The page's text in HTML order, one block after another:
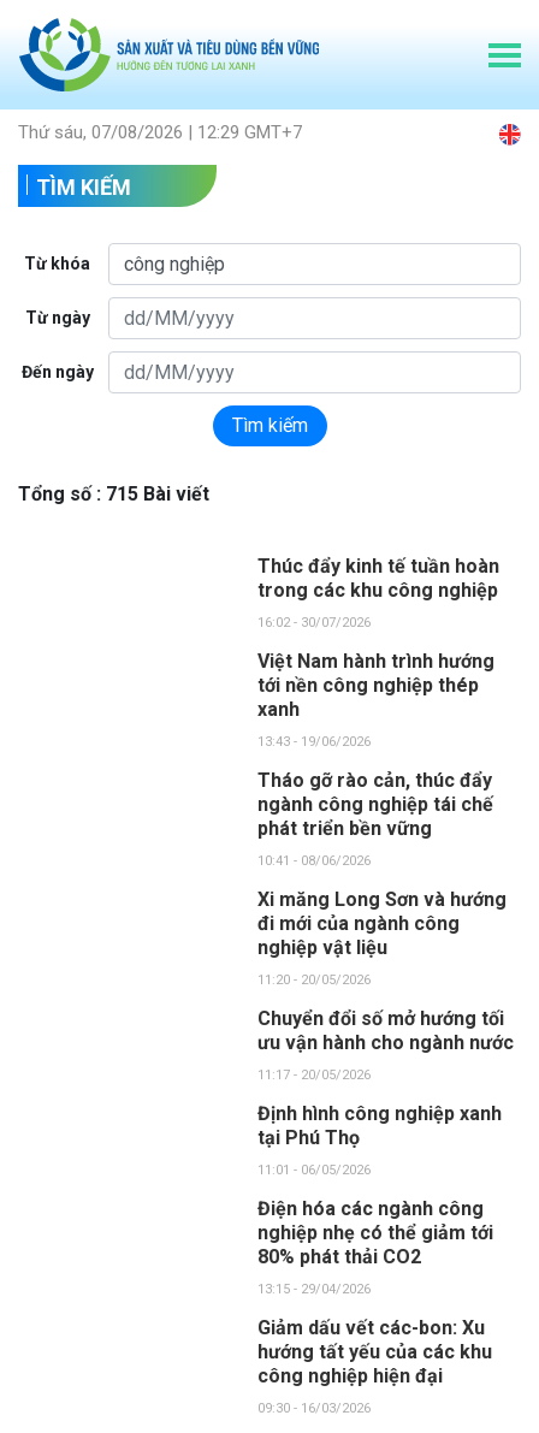
Thứ sáu, 07/08/2026 | 12:29 GMT+7
TÌM KIẾM
Từ khóa
Từ ngày
Đến ngày
Tìm kiếm
Tổng số : 715 Bài viết
Thúc đẩy kinh tế tuần hoàn
trong các khu công nghiệp
16:02 - 30/07/2026
Việt Nam hành trình hướng
tới nền công nghiệp thép
xanh
13:43 - 19/06/2026
Tháo gỡ rào cản, thúc đẩy
ngành công nghiệp tái chế
phát triển bền vững
10:41 - 08/06/2026
Xi măng Long Sơn và hướng
đi mới của ngành công
nghiệp vật liệu
11:20 - 20/05/2026
Chuyển đổi số mở hướng tối
ưu vận hành cho ngành nước
11:17 - 20/05/2026
Định hình công nghiệp xanh
tại Phú Thọ
11:01 - 06/05/2026
Điện hóa các ngành công
nghiệp nhẹ có thể giảm tới
80% phát thải CO2
13:15 - 29/04/2026
Giảm dấu vết các-bon: Xu
hướng tất yếu của các khu
công nghiệp hiện đại
09:30 - 16/03/2026